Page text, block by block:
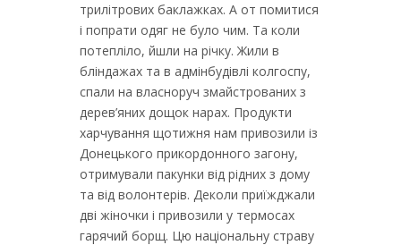
трилітрових баклажках. А от помитися
і попрати одяг не було чим. Та коли
потепліло, йшли на річку. Жили в
бліндажах та в адмінбудівлі колгоспу,
спали на власноруч змайстрованих з
дерев’яних дощок нарах. Продукти
харчування щотижня нам привозили із
Донецького прикордонного загону,
отримували пакунки від рідних з дому
та від волонтерів. Деколи приїжджали
дві жіночки і привозили у термосах
гарячий борщ. Цю національну страву